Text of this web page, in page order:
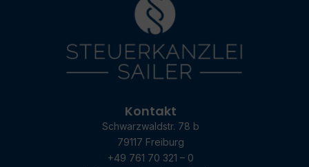
Kontakt
Schwarzwaldstr. 78 b
79117 Freiburg
+49 761 70 321 – 0